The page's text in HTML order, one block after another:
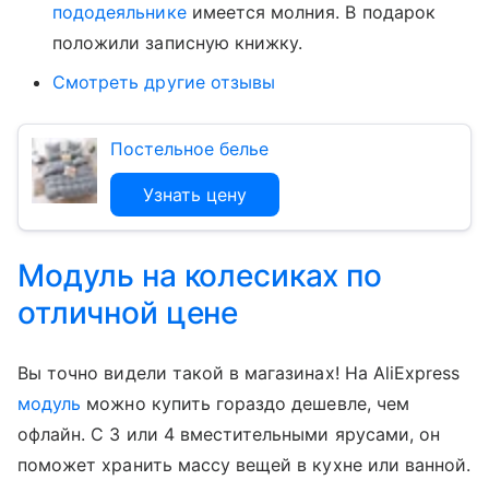
пододеяльникеимеется молния. В подарок
положили записную книжку.
Смотреть другие отзывы
Постельное белье
Узнать цену
Модуль на колесиках по
отличной цене
Вы точно видели такой в магазинах! На AliExpress
модуль можно купить гораздо дешевле, чем
офлайн. С 3 или 4 вместительными ярусами, он
поможет хранить массу вещей в кухне или ванной.